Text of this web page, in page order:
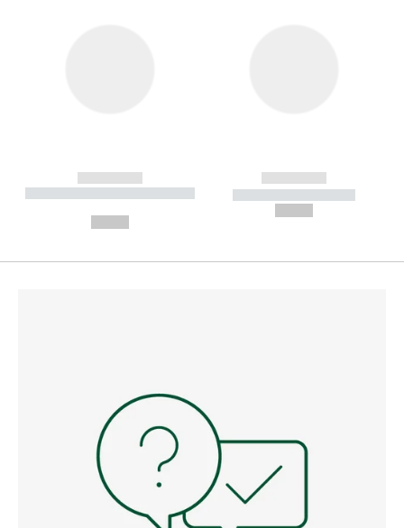
------------
----------- ----------- --------
------------
----------- -----------